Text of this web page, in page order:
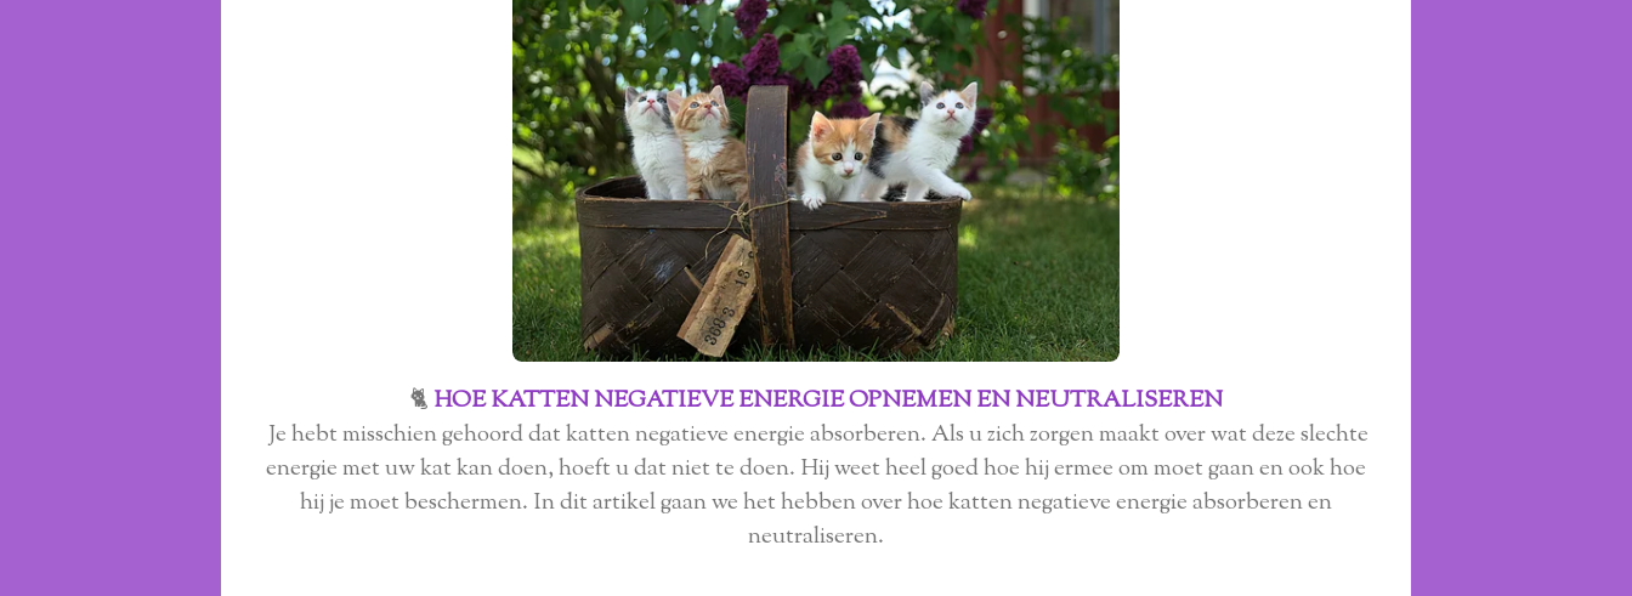
🐈 HOE KATTEN NEGATIEVE ENERGIE OPNEMEN EN NEUTRALISEREN
Je hebt misschien gehoord dat katten negatieve energie absorberen. Als u zich zorgen maakt over wat deze slechte
energie met uw kat kan doen, hoeft u dat niet te doen. Hij weet heel goed hoe hij ermee om moet gaan en ook hoe
hij je moet beschermen. In dit artikel gaan we het hebben over hoe katten negatieve energie absorberen en
neutraliseren.